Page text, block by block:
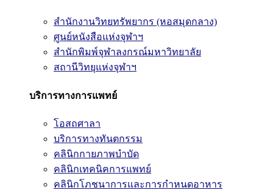
สำนักงานวิทยทรัพยากร (หอสมุดกลาง)
ศูนย์หนังสือแห่งจุฬาฯ
สำนักพิมพ์จุฬาลงกรณ์มหาวิทยาลัย
สถานีวิทยุแห่งจุฬาฯ
บริการทางการแพทย์
โอสถศาลา
บริการทางทันตกรรม
คลินิกกายภาพบำบัด
คลินิกเทคนิคการแพทย์
คลินิกโภชนาการและการกำหนดอาหาร